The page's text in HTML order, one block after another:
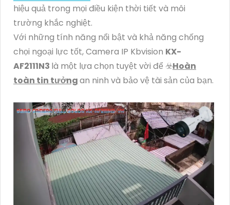
hiệu quả trong mọi điều kiện thời tiết và môi
trường khắc nghiệt.
Với những tính năng nổi bật và khả năng chống
chọi ngoại lực tốt, Camera IP Kbvision KX-
AF2111N3 là một lựa chọn tuyệt vời để ☣️Hoàn
toàn tin tưởngan ninh và bảo vệ tài sản của bạn.